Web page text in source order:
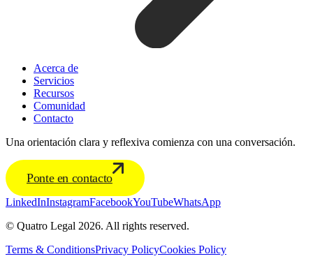
Acerca de
Servicios
Recursos
Comunidad
Contacto
Una orientación clara y reflexiva comienza con una conversación.
Ponte en contacto
LinkedInInstagramFacebookYouTubeWhatsApp
© Quatro Legal 2026. All rights reserved.
Terms & ConditionsPrivacy PolicyCookies Policy